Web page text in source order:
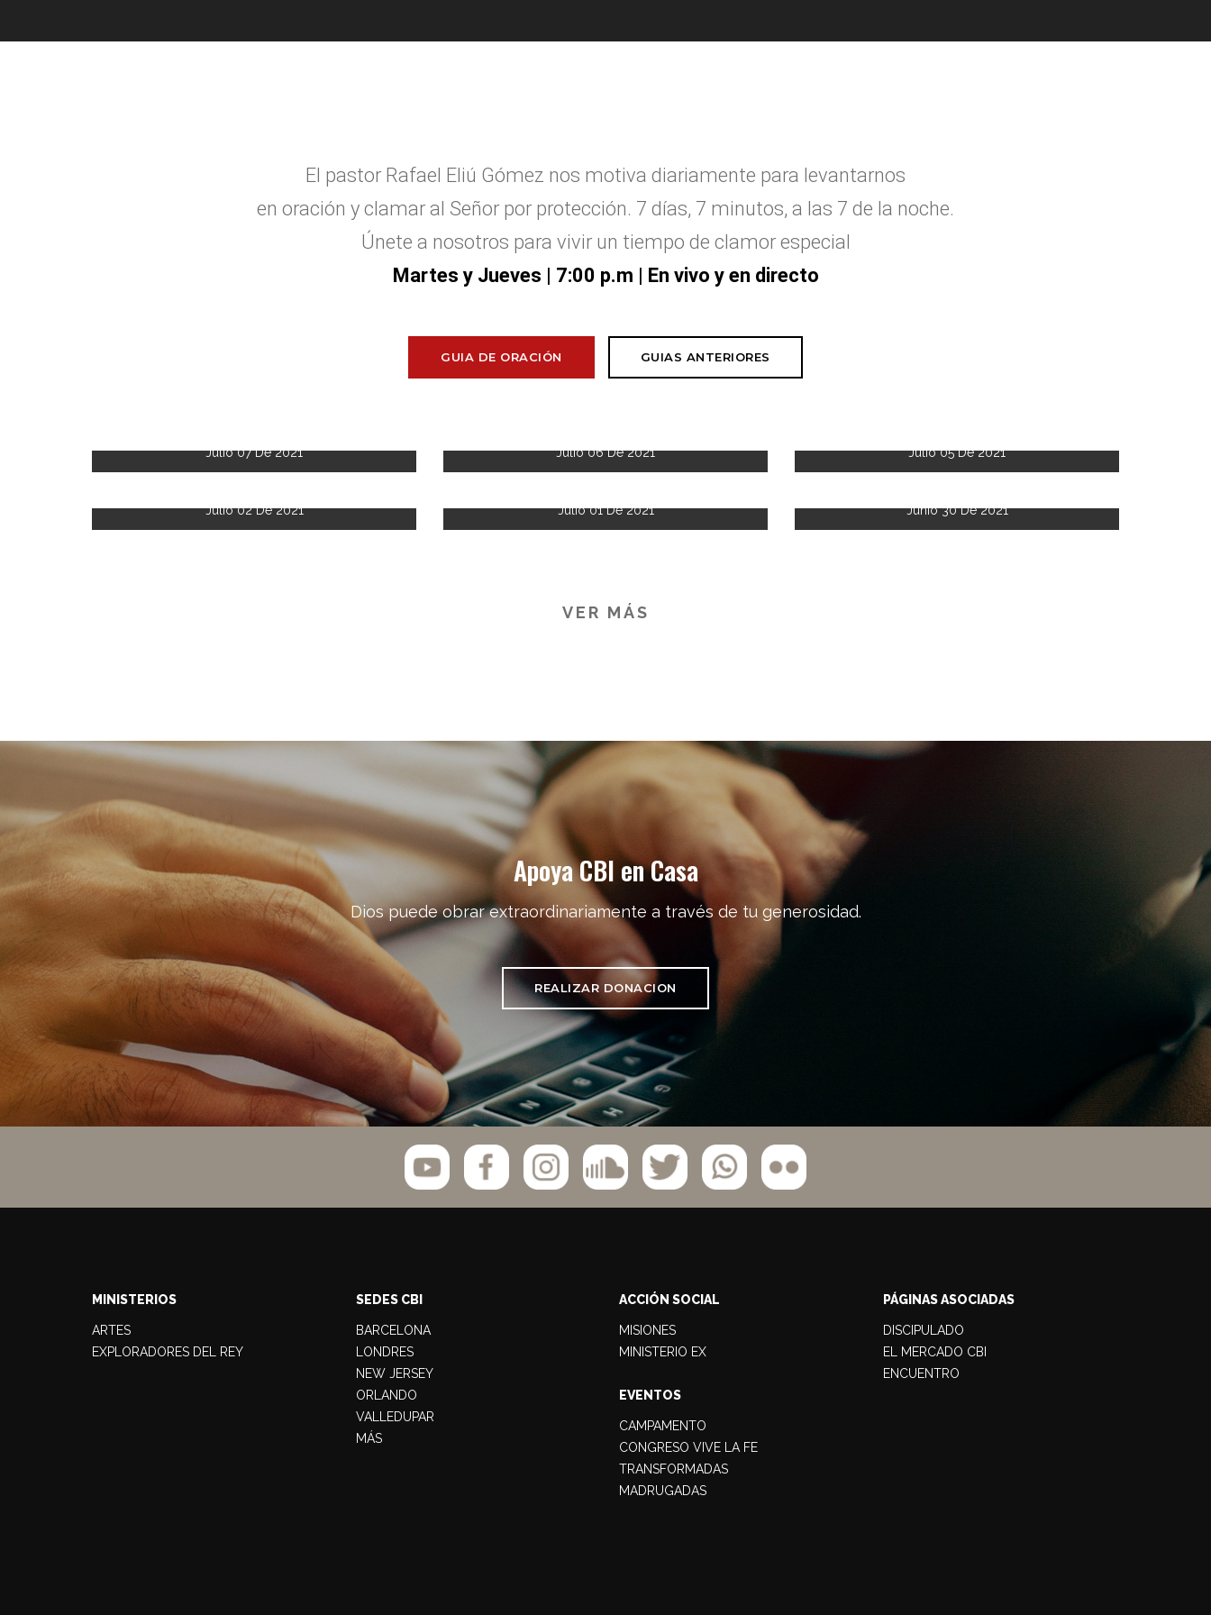
El pastor Rafael Eliú Gómez nos motiva diariamente para levantarnos
en oración y clamar al Señor por protección. 7 días, 7 minutos, a las 7 de la noche.
Únete a nosotros para vivir un tiempo de clamor especial
Martes y Jueves | 7:00 p.m | En vivo y en directo
GUIA DE ORACIÓN GUIAS ANTERIORES
Julio 07 De 2021 Julio 06 De 2021 Julio 05 De 2021
Julio 02 De 2021 Julio 01 De 2021 Junio 30 De 2021
VER MÁS
Apoya CBI en Casa
Dios puede obrar extraordinariamente a través de tu generosidad.
REALIZAR DONACION
MINISTERIOS
ARTES
EXPLORADORES DEL REY
SEDES CBI
BARCELONA
LONDRES
NEW JERSEY
ORLANDO
VALLEDUPAR
MÁS
ACCIÓN SOCIAL
MISIONES
MINISTERIO EX
EVENTOS
CAMPAMENTO
CONGRESO VIVE LA FE
TRANSFORMADAS
MADRUGADAS
PÁGINAS ASOCIADAS
DISCIPULADO
EL MERCADO CBI
ENCUENTRO